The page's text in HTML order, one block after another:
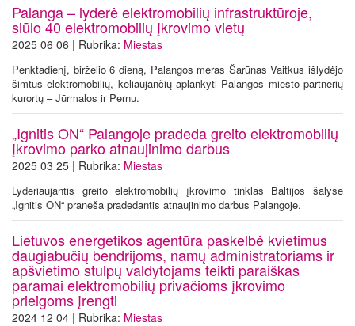
Palanga – lyderė elektromobilių infrastruktūroje,
siūlo 40 elektromobilių įkrovimo vietų
2025 06 06 | Rubrika: Miestas
Penktadienį, birželio 6 dieną, Palangos meras Šarūnas Vaitkus išlydėjo
šimtus elektromobilių, keliaujančių aplankyti Palangos miesto partnerių
kurortų – Jūrmalos ir Pernu.
„Ignitis ON“ Palangoje pradeda greito elektromobilių
įkrovimo parko atnaujinimo darbus
2025 03 25 | Rubrika: Miestas
Lyderiaujantis greito elektromobilių įkrovimo tinklas Baltijos šalyse
„Ignitis ON“ praneša pradedantis atnaujinimo darbus Palangoje.
Lietuvos energetikos agentūra paskelbė kvietimus
daugiabučių bendrijoms, namų administratoriams ir
apšvietimo stulpų valdytojams teikti paraiškas
paramai elektromobilių privačioms įkrovimo
prieigoms įrengti
2024 12 04 | Rubrika: Miestas